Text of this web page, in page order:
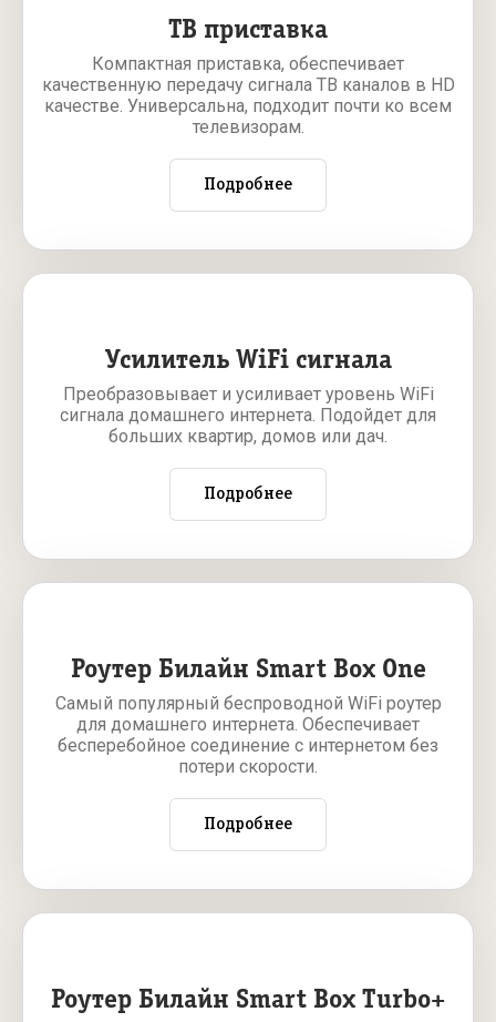
ТВ приставка
Компактная приставка, обеспечивает
качественную передачу сигнала ТВ каналов в HD
качестве. Универсальна, подходит почти ко всем
телевизорам.
Подробнее
Усилитель WiFi сигнала
Преобразовывает и усиливает уровень WiFi
сигнала домашнего интернета. Подойдет для
больших квартир, домов или дач.
Подробнее
Роутер Билайн Smart Box One
Самый популярный беспроводной WiFi роутер
для домашнего интернета. Обеспечивает
бесперебойное соединение с интернетом без
потери скорости.
Подробнее
Роутер Билайн Smart Box Turbo+